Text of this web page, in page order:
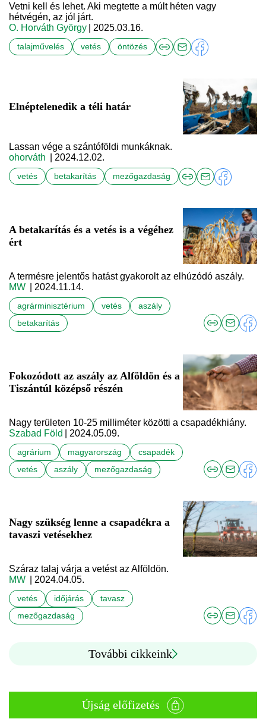
Vetni kell és lehet. Aki megtette a múlt héten vagy
hétvégén, az jól járt.
O. Horváth György
| 2025.03.16.
talajművelés vetés öntözés
Elnéptelenedik a téli határ
Lassan vége a szántóföldi munkáknak.
ohorváth
| 2024.12.02.
vetés betakarítás mezőgazdaság
A betakarítás és a vetés is a végéhez
ért
A termésre jelentős hatást gyakorolt az elhúzódó aszály.
MW
| 2024.11.14.
agrárminisztérium vetés
aszály
betakarítás
Fokozódott az aszály az Alföldön és a
Tiszántúl középső részén
Nagy területen 10-25 milliméter közötti a csapadékhiány.
Szabad Föld
| 2024.05.09.
agrárium magyarország
csapadék
vetés
aszály mezőgazdaság
Nagy szükség lenne a csapadékra a
tavaszi vetésekhez
Száraz talaj várja a vetést az Alföldön.
MW
| 2024.04.05.
vetés időjárás
tavasz
mezőgazdaság
További cikkeink
Újság előfizetés